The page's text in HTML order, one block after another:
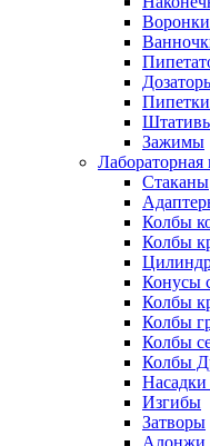
Воронки
Пипетки
Зажимы
Лабораторная
Стаканы
Колбы
Колбы
Конусы
Колбы
Колбы
Колбы
Колбы
Изгибы
Затворы
Алонжи